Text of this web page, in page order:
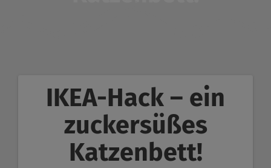
IKEA-Hack – ein
zuckersüßes
Katzenbett!
Beitragsnavigation